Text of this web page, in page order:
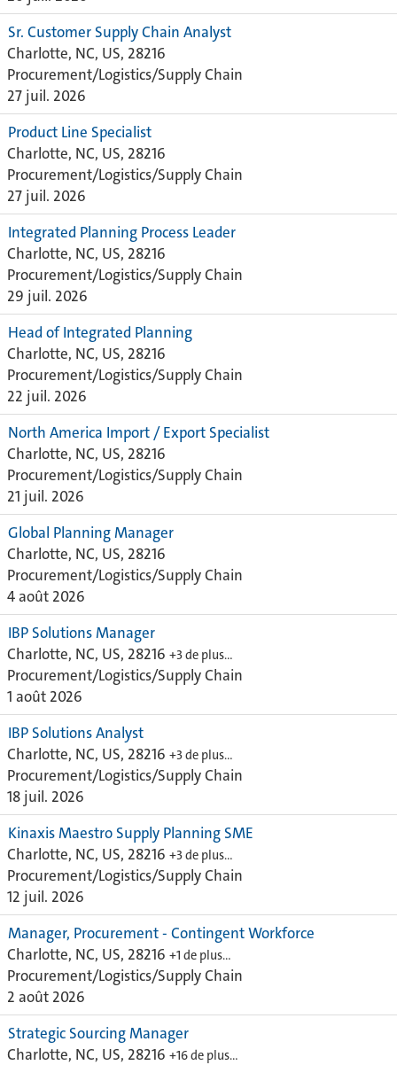
Sr. Customer Supply Chain Analyst
Charlotte, NC, US, 28216
Procurement/Logistics/Supply Chain
27 juil. 2026
Product Line Specialist
Charlotte, NC, US, 28216
Procurement/Logistics/Supply Chain
27 juil. 2026
Integrated Planning Process Leader
Charlotte, NC, US, 28216
Procurement/Logistics/Supply Chain
29 juil. 2026
Head of Integrated Planning
Charlotte, NC, US, 28216
Procurement/Logistics/Supply Chain
22 juil. 2026
North America Import / Export Specialist
Charlotte, NC, US, 28216
Procurement/Logistics/Supply Chain
21 juil. 2026
Global Planning Manager
Charlotte, NC, US, 28216
Procurement/Logistics/Supply Chain
4 août 2026
IBP Solutions Manager
Charlotte, NC, US, 28216 +3 de plus…
Procurement/Logistics/Supply Chain
1 août 2026
IBP Solutions Analyst
Charlotte, NC, US, 28216 +3 de plus…
Procurement/Logistics/Supply Chain
18 juil. 2026
Kinaxis Maestro Supply Planning SME
Charlotte, NC, US, 28216 +3 de plus…
Procurement/Logistics/Supply Chain
12 juil. 2026
Manager, Procurement - Contingent Workforce
Charlotte, NC, US, 28216 +1 de plus…
Procurement/Logistics/Supply Chain
2 août 2026
Strategic Sourcing Manager
Charlotte, NC, US, 28216 +16 de plus…